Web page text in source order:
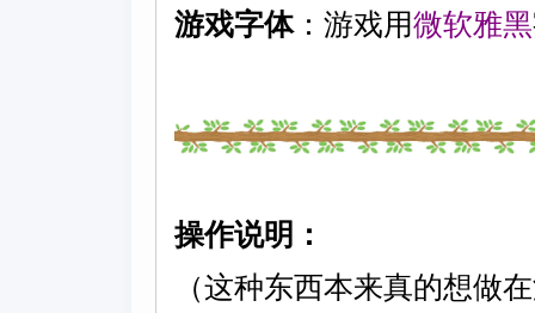
游戏字体：游戏用微软雅黑
操作说明：
（这种东西本来真的想